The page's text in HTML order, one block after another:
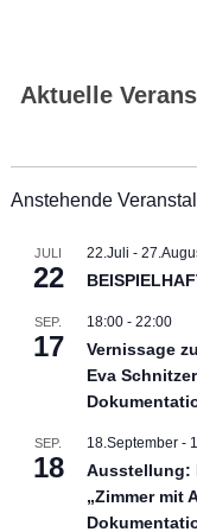
Aktuelle
Anstehende
JULI
22
22.Juli -
SEP.
17
18:00- 22:00
Vernissage
Eva
SEP.
18
18.September-
Ausstellung:
„Zimmer mit